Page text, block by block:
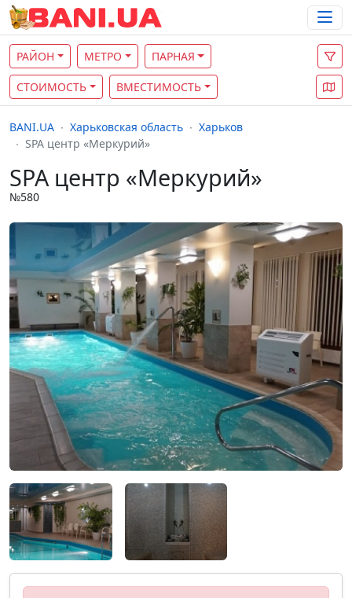
РАЙОН МЕТРО ПАРНАЯ
СТОИМОСТЬ ВМЕСТИМОСТЬ
BANI.UA Харьковская область
Харьков
SPA центр «Меркурий»
SPA центр «Меркурий»
№580